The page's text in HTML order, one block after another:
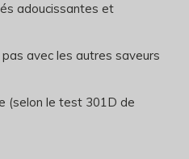
adoucissantes et
avec les autres saveurs
(selon le test 301D de